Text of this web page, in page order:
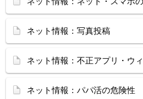
ネット情報：写真投稿
ネット情報：不正アプリ・ウ
ネット情報：パパ活の危険性